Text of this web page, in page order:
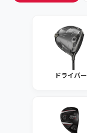
ドライバー